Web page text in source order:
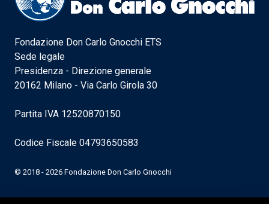
Fondazione Don Carlo Gnocchi ETS
Sede legale
Presidenza - Direzione generale
20162 Milano - Via Carlo Girola 30
Partita IVA 12520870150
Codice Fiscale 04793650583
© 2018 - 2026 Fondazione Don Carlo Gnocchi